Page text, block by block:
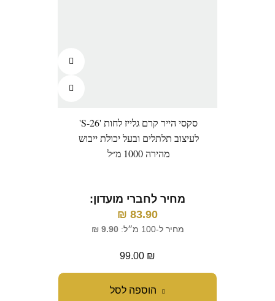
הוספה לסל
סקסי הייר קרם גלייז לחות 'S-26'
לעיצוב תלתלים ובעל יכולת ייבוש
מהירה 1000 מ״ל
מחיר לחברי מועדון:
83.90
₪
מחיר ל-100 מ״ל: 9.90
₪
99.00 ₪